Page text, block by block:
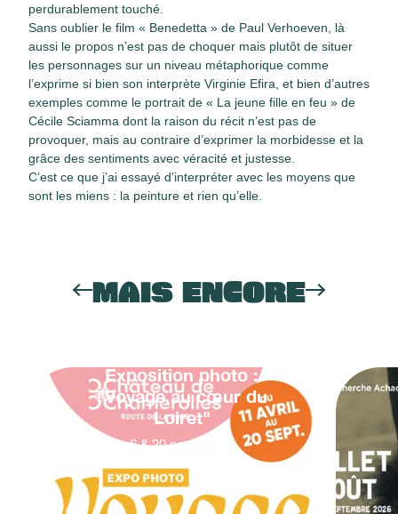
perdurablement touché.
Sans oublier le film « Benedetta » de Paul Verhoeven, là
aussi le propos n’est pas de choquer mais plutôt de situer
les personnages sur un niveau métaphorique comme
l’exprime si bien son interprète Virginie Efira, et bien d’autres
exemples comme le portrait de « La jeune fille en feu » de
Cécile Sciamma dont la raison du récit n’est pas de
provoquer, mais au contraire d’exprimer la morbidesse et la
grâce des sentiments avec véracité et justesse.
C’est ce que j’ai essayé d’interpréter avec les moyens que
sont les miens : la peinture et rien qu’elle.
MAIS ENCORE
Exposition photo :
"Voyage au cœur du
Loiret"
6 & 20 septembre